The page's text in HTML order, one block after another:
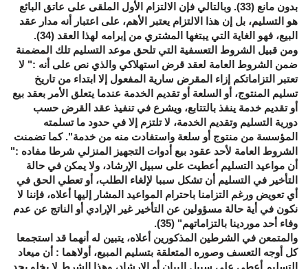
بدون مانع (33). وبالتالي فإن الالتزام الأول الملقى على عاتق البائع
هو التسليم، بل إن هذا الالتزام يعتبر الأهم، على اعتبار أنه مدار عقد
البيع، فهو الغاية التي يبتغها المشتري من إبرامه لهذا العقد (34).
ومن قبيل الشروط التعسفية التي تلحق موعد التسليم تلك المضمنة
ضمن الشروط العامة لعقد قرض استهلاكي والذي نص على أنه :" لا
تعتبر التزاماتكم إزاء المقرض سارية المفعول إلا ابتداء من تاريخ
تسليم المنتوج، أو السلعة أو تقديم الخدمة عندما يتعلق الأمر بعقد بيع
أو تقديم خدمة ينفذ بالتتابع، ويشرع في تنفيذ عقد القرض حسب
دورية التسليم وتقديم الخدمة، لا تلتزم إلا في حدود ما تسلمته
المؤسسة من منتوج أو سلعة واستفادت منه من خدمة". كما تضمنت
الشروط العامة لأحد عقود بيع أدوات التجهيز المنزلي شرطا مفاده :"
أن مواعيد التسليم أعطيت على سبيل الإرشاد، ولا يمكن في حالة
التأخير في التسليم أن تشكل سببا لإلغاء الطلب، أو تعطي الحق في
أي تعويض ورغم التزامنا باحترام المواعيد المشار إليها أعلاه، فإننا لا
نكون في أية حالة مسؤولين عن التأخير غير الإرادي أو الناتج عن عدم
وفاء أحد موردينا بالتزاماتهم" (35).
والمتمعن في الشرطين المذكورين أعلاه، يتبين له أنهما قد استجمعا
كل أوجه التعسف وصوره المتعلقة بتسليم المبيع، أولاهما : أن ميعاد
التسليم أعطى على سبيل البيان أو الإرشاد، وهذا الشرط لا يخلو بحد